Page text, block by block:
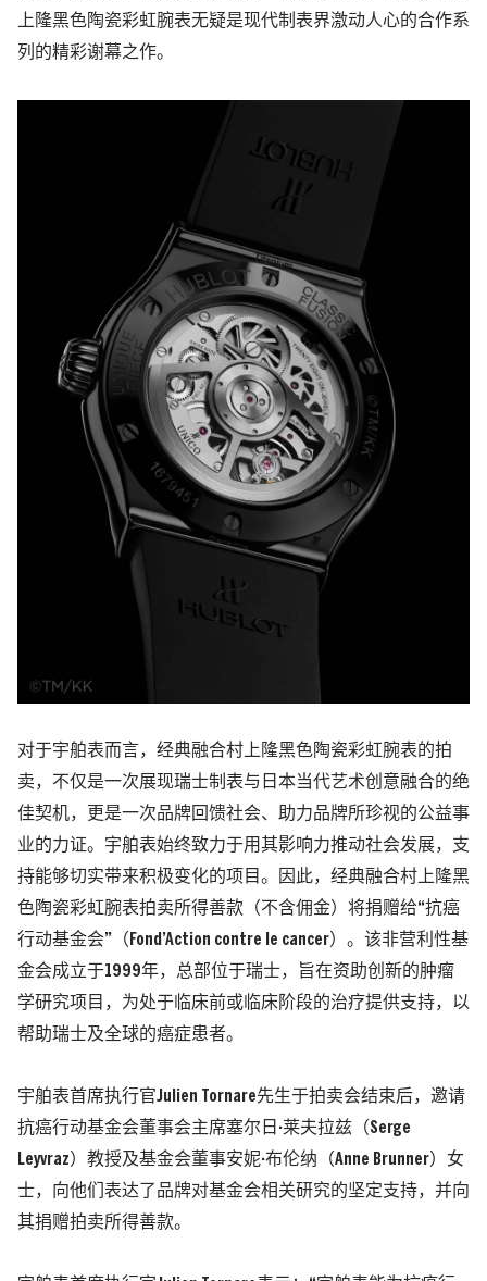
上隆黑色陶瓷彩虹腕表无疑是现代制表界激动人心的合作系
列的精彩谢幕之作。
对于宇舶表而言，经典融合村上隆黑色陶瓷彩虹腕表的拍
卖，不仅是一次展现瑞士制表与日本当代艺术创意融合的绝
佳契机，更是一次品牌回馈社会、助力品牌所珍视的公益事
业的力证。宇舶表始终致力于用其影响力推动社会发展，支
持能够切实带来积极变化的项目。因此，经典融合村上隆黑
色陶瓷彩虹腕表拍卖所得善款（不含佣金）将捐赠给“抗癌
行动基金会”（Fond’Action contre le cancer）。该非营利性基
金会成立于1999年，总部位于瑞士，旨在资助创新的肿瘤
学研究项目，为处于临床前或临床阶段的治疗提供支持，以
帮助瑞士及全球的癌症患者。
宇舶表首席执行官Julien Tornare先生于拍卖会结束后，邀请
抗癌行动基金会董事会主席塞尔日·莱夫拉兹（Serge
Leyvraz）教授及基金会董事安妮·布伦纳（Anne Brunner）女
士，向他们表达了品牌对基金会相关研究的坚定支持，并向
其捐赠拍卖所得善款。